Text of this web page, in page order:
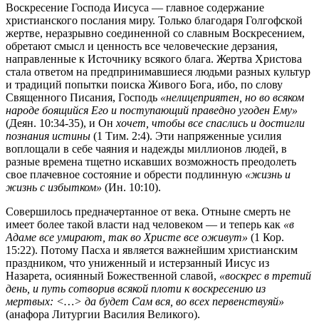
Воскресение Господа Иисуса — главное содержание
христианского послания миру. Только благодаря Голгофской
жертве, неразрывно соединенной со славным Воскресением,
обретают смысл и ценность все человеческие дерзания,
направленные к Источнику всякого блага. Жертва Христова
стала ответом на предпринимавшиеся людьми разных культур
и традиций попытки поиска Живого Бога, ибо, по слову
Священного Писания, Господь «нелицеприятен, но во всяком
народе боящийся Его и поступающий праведно угоден Ему»
(Деян. 10:34-35), и Он хочет, чтобы все спаслись и достигли
познания истины (1 Тим. 2:4). Эти напряженные усилия
воплощали в себе чаяния и надежды миллионов людей, в
разные времена тщетно искавших возможность преодолеть
свое плачевное состояние и обрести подлинную «жизнь и
жизнь с избытком» (Ин. 10:10).
Совершилось предначертанное от века. Отныне смерть не
имеет более такой власти над человеком — и теперь как «в
Адаме все умирают, так во Христе все оживут» (1 Кор.
15:22). Потому Пасха и является важнейшим христианским
праздником, что униженный и истерзанный Иисус из
Назарета, осиянный Божественной славой, «воскрес в третий
день, и путь сотворив всякой плоти к воскресению из
мертвых: <…> да будет Сам вся, во всех первенствуяй»
(анафора Литургии Василия Великого).